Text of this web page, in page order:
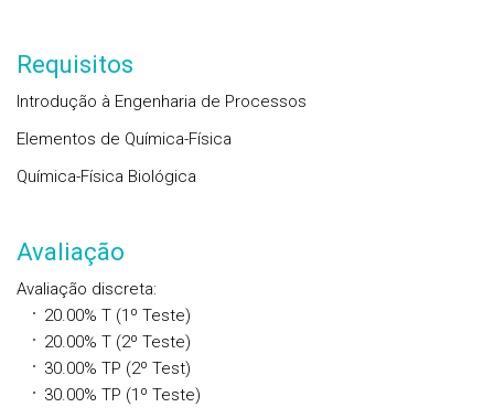
Requisitos
Introdução à Engenharia de Processos
Elementos de Química-Física
Química-Física Biológica
Avaliação
Avaliação discreta:
20.00% T (1º Teste)
20.00% T (2º Teste)
30.00% TP (2º Test)
30.00% TP (1º Teste)